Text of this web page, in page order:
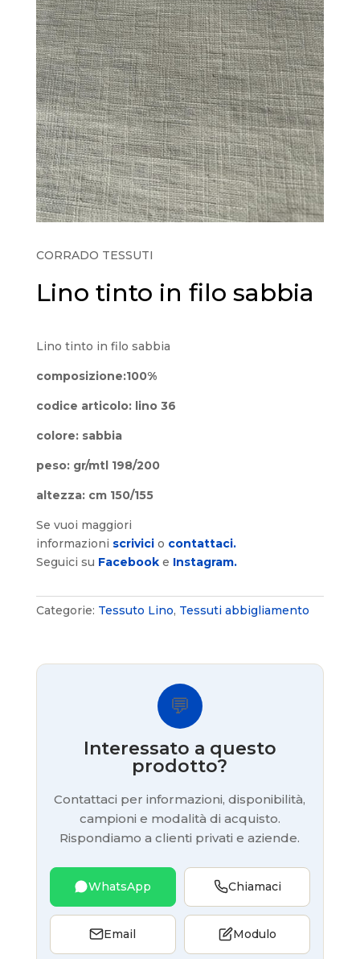
CORRADO TESSUTI
Lino tinto in filo sabbia
Lino tinto in filo sabbia
composizione:100%
codice articolo: lino 36
colore: sabbia
peso: gr/mtl 198/200
altezza: cm 150/155
Se vuoi maggiori
informazioni scrivici o contattaci.
Seguici su Facebooke Instagram.
Categorie: Tessuto Lino, Tessuti abbigliamento
💬
Interessato a questo
prodotto?
Contattaci per informazioni, disponibilità,
campioni e modalità di acquisto.
Rispondiamo a clienti privati e aziende.
WhatsApp Chiamaci
Email Modulo